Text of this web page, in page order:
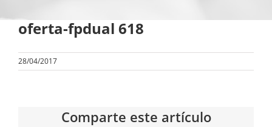
oferta-fpdual 618
28/04/2017
Comparte este artículo